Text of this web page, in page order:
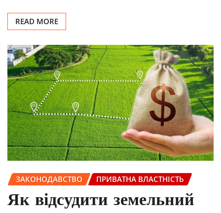
READ MORE
ЗАКОНОДАВСТВО ПРИВАТНА ВЛАСТНІСТЬ
Як відсудити земельний